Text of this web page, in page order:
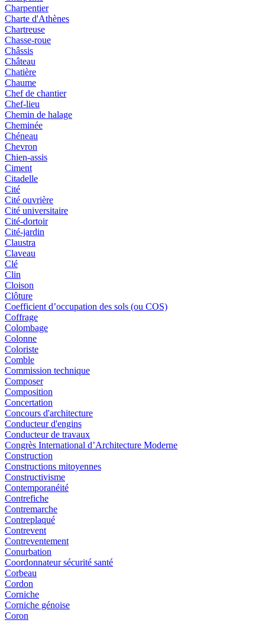
Charpentier
Charte d'Athènes
Chartreuse
Chasse-roue
Châssis
Château
Chatière
Chaume
Chef de chantier
Chef-lieu
Chemin de halage
Cheminée
Chéneau
Chevron
Chien-assis
Ciment
Citadelle
Cité
Cité ouvrière
Cité universitaire
Cité-dortoir
Cité-jardin
Claustra
Claveau
Clé
Clin
Cloison
Clôture
Coefficient d’occupation des sols (ou COS)
Coffrage
Colombage
Colonne
Coloriste
Comble
Commission technique
Composer
Composition
Concertation
Concours d'architecture
Conducteur d'engins
Conducteur de travaux
Congrès International d’Architecture Moderne
Construction
Constructions mitoyennes
Constructivisme
Contemporanéité
Contrefiche
Contremarche
Contreplaqué
Contrevent
Contreventement
Conurbation
Coordonnateur sécurité santé
Corbeau
Cordon
Corniche
Corniche génoise
Coron